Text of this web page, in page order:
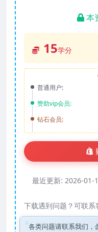
本
15学分
普通用户:
赞助vip会员:
钻石会员:
最近更新: 2026-01-
下载遇到问题？可联系
各类问题请联系我们，